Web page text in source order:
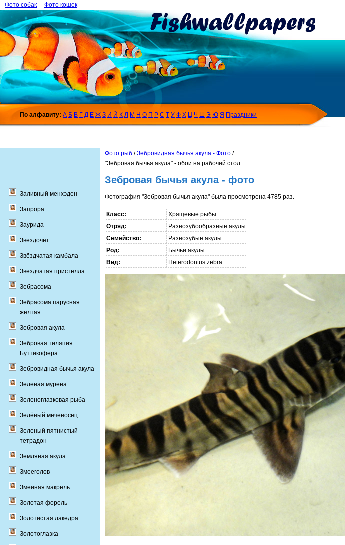
Фото собак Фото кошек
По алфавиту: А Б В Г Д Е Ж З И Й К Л М Н О П Р С Т У Ф Х Ц Ч Ш Э Ю Я Праздники
Фото рыб /Зебровидная бычья акула - Фото /
"Зебровая бычья акула" - обои на рабочий стол
Зебровая бычья акула - фото
Фотография "Зебровая бычья акула" была просмотрена 4785 раз.
Класс:
Хрящевые рыбы
Отряд:
Разнозубообразные акулы
Семейство:
Разнозубые акулы
Род:
Бычьи акулы
Вид:
Heterodontus zebra
Заливный менхэден
Запрора
Заурида
Звездочёт
Звёздчатая камбала
Звездчатая пристелла
Зебрасома
Зебрасома парусная
желтая
Зебровая акула
Зебровая тиляпия
Буттикофера
Зебровидная бычья акула
Зеленaя муренa
Зеленоглазковая рыба
Зелёный меченосец
Зеленый пятнистый
тетрадон
Земляная акула
Змееголов
Змеиная макрель
Золотая форель
Золотистая лакедра
Золотоглазка